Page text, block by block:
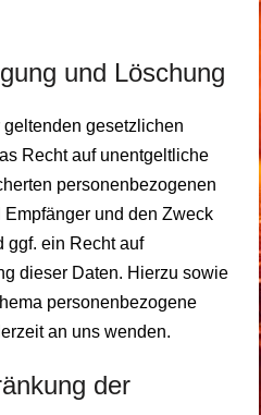
und Löschung
gesetzlichen
Recht auf unentgeltliche
personenbezogenen
und den Zweck
ggf. ein Recht auf
dieser Daten. Hierzu sowie
personenbezogene
an uns wenden.
der